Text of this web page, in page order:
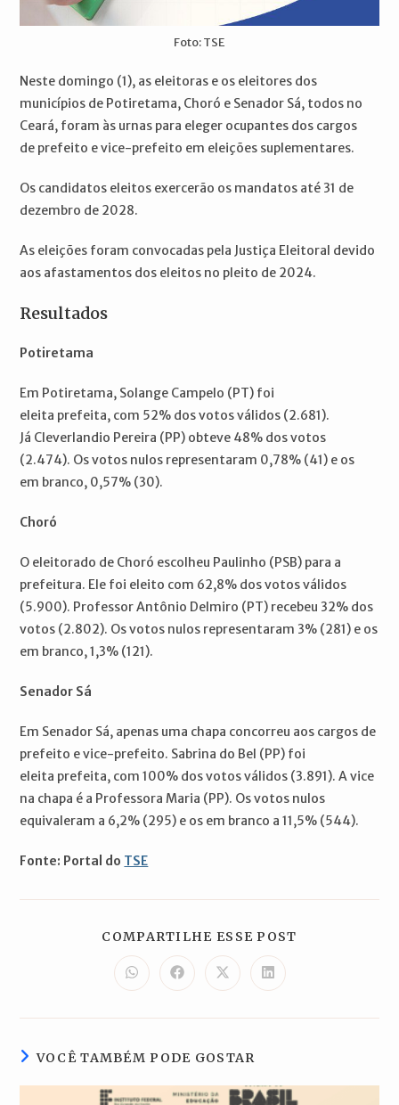
Foto: TSE
Neste domingo (1), as eleitoras e os eleitores dos
municípios de Potiretama, Choró e Senador Sá, todos no
Ceará, foram às urnas para eleger ocupantes dos cargos
de prefeito e vice-prefeito em eleições suplementares.
Os candidatos eleitos exercerão os mandatos até 31 de
dezembro de 2028.
As eleições foram convocadas pela Justiça Eleitoral devido
aos afastamentos dos eleitos no pleito de 2024.
Resultados
Potiretama
Em Potiretama, Solange Campelo (PT) foi
eleita prefeita, com 52% dos votos válidos (2.681).
Já Cleverlandio Pereira (PP) obteve 48% dos votos
(2.474). Os votos nulos representaram 0,78% (41) e os
em branco, 0,57% (30).
Choró
O eleitorado de Choró escolheu Paulinho (PSB) para a
prefeitura. Ele foi eleito com 62,8% dos votos válidos
(5.900). Professor Antônio Delmiro (PT) recebeu 32% dos
votos (2.802). Os votos nulos representaram 3% (281) e os
em branco, 1,3% (121).
Senador Sá
Em Senador Sá, apenas uma chapa concorreu aos cargos de
prefeito e vice-prefeito. Sabrina do Bel (PP) foi
eleita prefeita, com 100% dos votos válidos (3.891). A vice
na chapa é a Professora Maria (PP). Os votos nulos
equivaleram a 6,2% (295) e os em branco a 11,5% (544).
Fonte: Portal do TSE
COMPARTILHE ESSE POST
Abre
em
nova
Abre
em
nova
Abre
em
nova
Abre
em
nova
VOCÊ TAMBÉM PODE GOSTAR